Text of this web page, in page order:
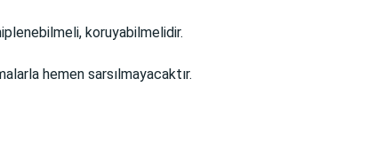
koruyabilmelidir.
hemen sarsılmayacaktır.